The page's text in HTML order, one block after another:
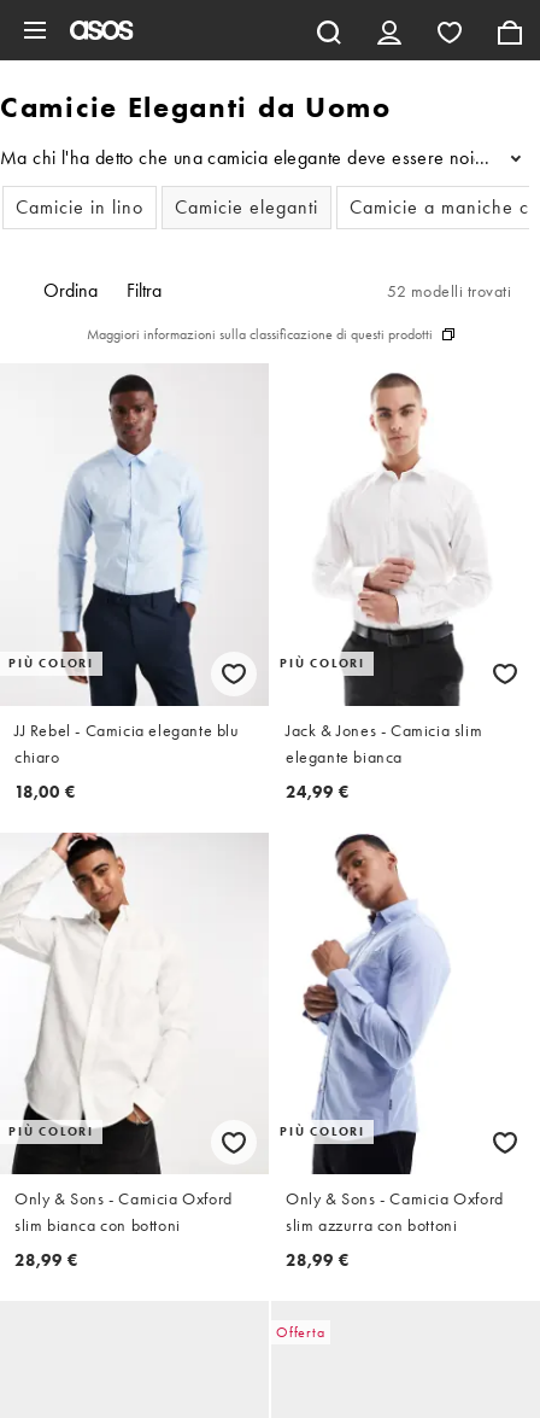
Camicie Eleganti da Uomo
Ma chi l'ha detto che una camicia elegante deve essere noiosa?
...
Camicie in lino
Camicie eleganti Camicie a maniche
Ordina Filtra 52 modelli trovati
Maggiori informazioni sulla classificazione di questi prodotti
PIÙ COLORI
JJ Rebel - Camicia elegante blu
chiaro
18,00 €
PIÙ COLORI
Jack & Jones - Camicia slim
elegante bianca
24,99 €
PIÙ COLORI
Only & Sons - Camicia Oxford
slim bianca con bottoni
28,99 €
PIÙ COLORI
Only & Sons - Camicia Oxford
slim azzurra con bottoni
28,99 €
Offerta